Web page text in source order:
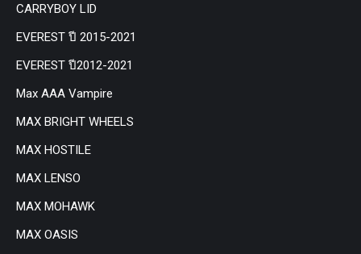
CARRYBOY LID
EVEREST ปี 2015-2021
EVEREST ปี2012-2021
Max AAA Vampire
MAX BRIGHT WHEELS
MAX HOSTILE
MAX LENSO
MAX MOHAWK
MAX OASIS